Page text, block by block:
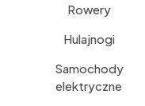
Rowery
Hulajnogi
Samochody
elektryczne